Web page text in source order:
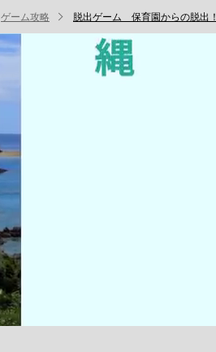
ゲーム攻略 脱出ゲーム 保育園からの脱出！